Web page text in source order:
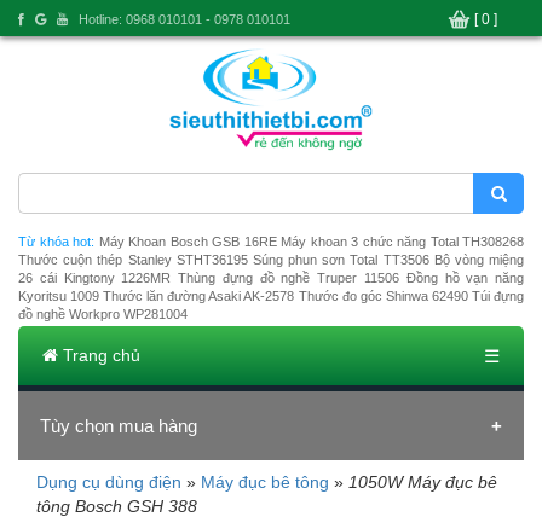
Từ khóa hot: Máy Khoan Bosch GSB 16RE Máy khoan 3 chức năng Total TH308268
Thước cuộn thép Stanley STHT36195 Súng phun sơn Total TT3506 Bộ vòng miệng
26 cái Kingtony 1226MR Thùng đựng đồ nghề Truper 11506 Đồng hồ vạn năng
Kyoritsu 1009 Thước lăn đường Asaki AK-2578 Thước đo góc Shinwa 62490 Túi đựng
đồ nghề Workpro WP281004
Trang chủ ☰
Tùy chọn mua hàng
Đang tải dữ liệu
Dụng cụ dùng điện » Máy đục bê tông » 1050W Máy đục bê
tông Bosch GSH 388
Hotline: 0968 010101 - 0978 010101 [ 0 ]